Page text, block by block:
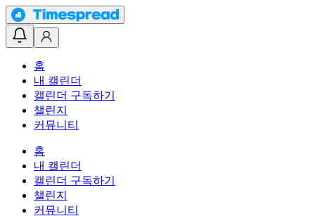
홈
내 캘린더
캘린더 구독하기
챌린지
커뮤니티
홈
내 캘린더
캘린더 구독하기
챌린지
커뮤니티